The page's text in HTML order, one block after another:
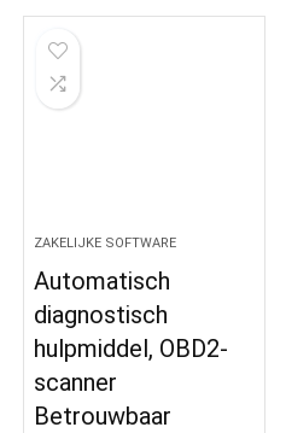
ZAKELIJKE SOFTWARE
Automatisch
diagnostisch
hulpmiddel, OBD2-
scanner
Betrouwbaar